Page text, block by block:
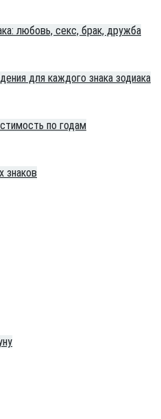
любовь, секс, брак, дружба
для каждого знака зодиака
по годам
знаков